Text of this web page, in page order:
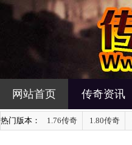
网站首页 传奇资讯
热门版本： 1.76传奇 1.80传奇